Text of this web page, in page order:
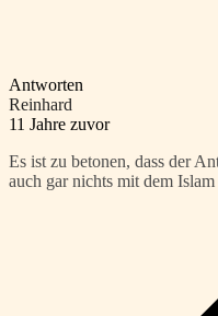
Antworten
Reinhard
11 Jahre zuvor
Es ist zu betonen, dass der
auch gar nichts mit dem